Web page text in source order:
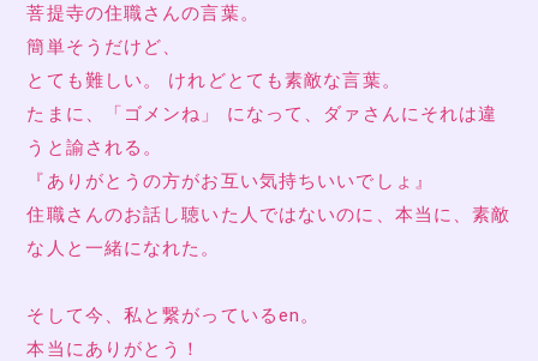
菩提寺の住職さんの言葉。
簡単そうだけど、
とても難しい。 けれどとても素敵な言葉。
たまに、「ゴメンね」 になって、ダァさんにそれは違
うと諭される。
『ありがとうの方がお互い気持ちいいでしょ』
住職さんのお話し聴いた人ではないのに、本当に、素敵
な人と一緒になれた。
そして今、私と繋がっているen。
本当にありがとう！